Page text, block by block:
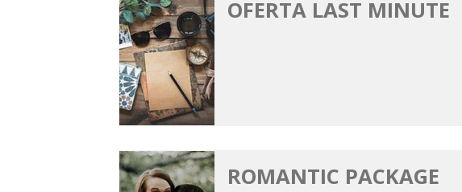
OFERTA LAST MINUTE
ROMANTIC PACKAGE